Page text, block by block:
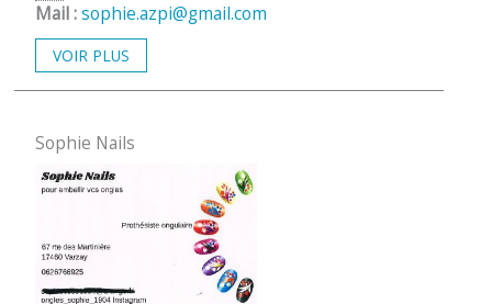
Mail :sophie.azpi@gmail.com
VOIR PLUS
Sophie Nails